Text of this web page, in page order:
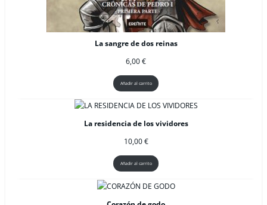
La sangre de dos reinas
6,00€
Añadir al carrito
La residencia de los vividores
10,00€
Añadir al carrito